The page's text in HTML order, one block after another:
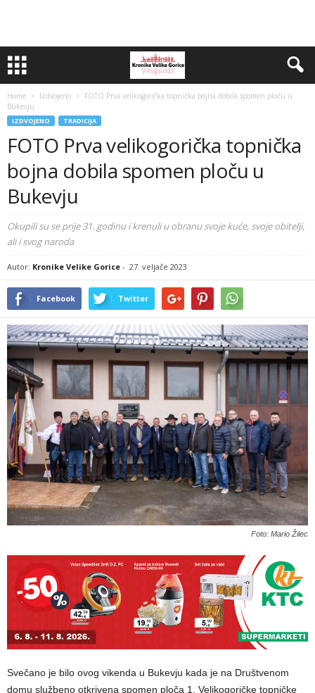
Home Izdvojeno
FOTO Prva velikogorička topnička bojna dobila spomen ploču u
Bukevju
IZDVOJENO TRADICIJA
FOTO Prva velikogorička topnička
bojna dobila spomen ploču u
Bukevju
Okupili su se prije 31. godinu i krenuli u obranu svoje kuće, svoje obitelji,
ali i svog naroda
Autor: Kronike Velike Gorice - 27. veljače 2023
Facebook Twitter
Foto: Mario Žilec
Svečano je bilo ovog vikenda u Bukevju kada je na Društvenom
domu službeno otkrivena spomen ploča 1. Velikogoričke topničke